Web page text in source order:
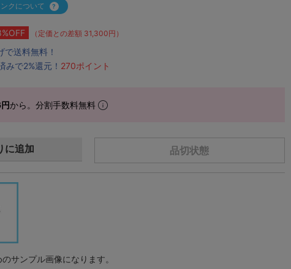
クについて
（定価との差額 31,300円）
送料無料！
みで2%還元！ 270ポイント
から。分割手数料無料
品切状態
に追加
サンプル画像になります。